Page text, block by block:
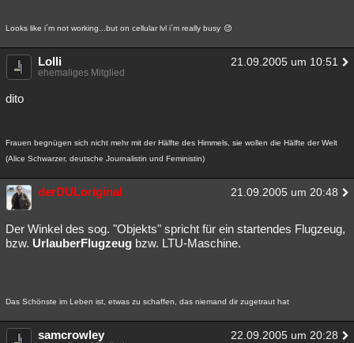
Looks like i´m not working...but on cellular lvl i´m really busy
Lolli 21.09.2005 um 10:51
ehemaliges Mitglied
dito
Frauen begnügen sich nicht mehr mit der Hälfte des Himmels, sie wollen die Hälfte der Welt
(Alice Schwarzer, deutsche Journalistin und Feministin)
derDULoriginal 21.09.2005 um 20:48
Der Winkel des sog. "Objekts" spricht für ein startendes Flugzeug,
bzw. UrlauberFlugzeug bzw. LTU-Maschine.
Das Schönste im Leben ist, etwas zu schaffen, das niemand dir zugetraut hat
samcrowley 22.09.2005 um 20:28